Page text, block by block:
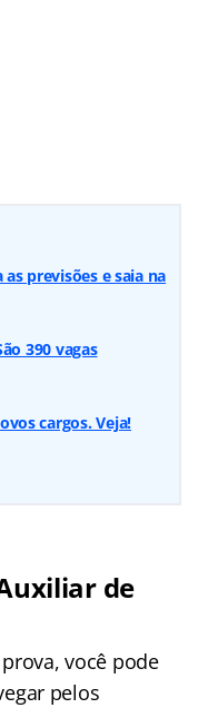
previsões e saia na
390 vagas
cargos. Veja!
de
você pode
pelos